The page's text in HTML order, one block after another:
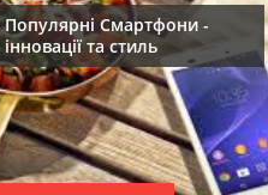
Топ 5
Популярні Смартфони -
інновації та стиль